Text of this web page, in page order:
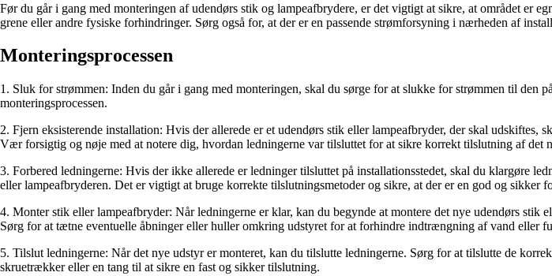
Før du går i gang med monteringen af udendørs stik og lampeafbrydere, er det vigtigt at sikre, at området er
grene eller andre fysiske forhindringer. Sørg også for, at der er en passende strømforsyning i nærheden af
Monteringsprocessen
1. Sluk for strømmen: Inden du går i gang med monteringen, skal du sørge for at slukke for strømmen til den
monteringsprocessen.
2. Fjern eksisterende installation: Hvis der allerede er et udendørs stik eller lampeafbryder, der skal
Vær forsigtig og nøje med at notere dig, hvordan ledningerne var tilsluttet for at sikre korrekt tilslutning af det
3. Forbered ledningerne: Hvis der ikke allerede er ledninger tilsluttet på installationsstedet, skal du klargøre
eller lampeafbryderen. Det er vigtigt at bruge korrekte tilslutningsmetoder og sikre, at der er en god og sikker
4. Monter stik eller lampeafbryder: Når ledningerne er klar, kan du begynde at montere det nye udendørs
Sørg for at tætne eventuelle åbninger eller huller omkring udstyret for at forhindre indtrængning af vand eller
5. Tilslut ledningerne: Når det nye udstyr er monteret, kan du tilslutte ledningerne. Sørg for at tilslutte de
skruetrækker eller en tang til at sikre en fast og sikker tilslutning.